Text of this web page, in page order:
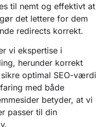
til nemt og effektivt at
det lettere for dem
redirects korrekt.
vi ekspertise i
herunder korrekt
optimal SEO-værdi
med både
betyder, at vi
passer til din